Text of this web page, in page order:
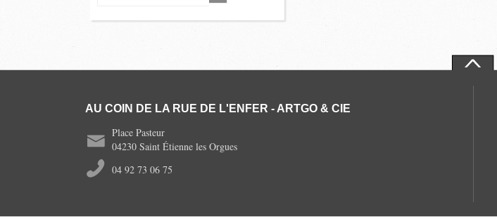
AU COIN DE LA RUE DE L'ENFER - ARTGO & CIE
Place Pasteur
04230 Saint Étienne les Orgues
04 92 73 06 75